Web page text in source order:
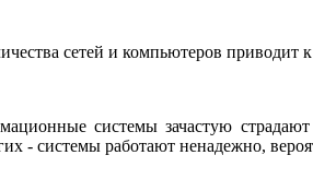
сетей и компьютеров
системы зачастую
- системы работают ненадежно,